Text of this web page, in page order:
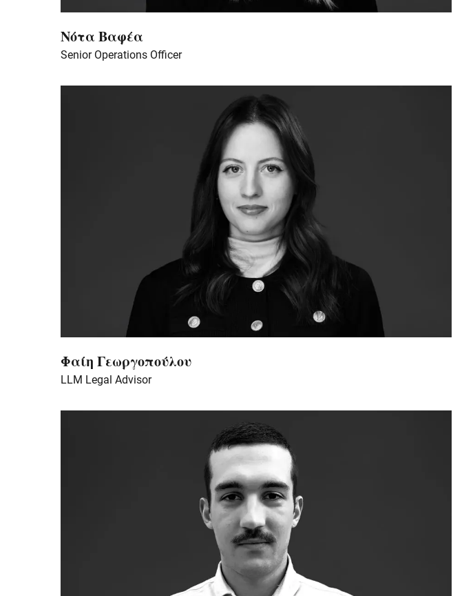
Νότα Βαφέα
Senior Operations Officer
Φαίη Γεωργοπούλου
LLM Legal Advisor